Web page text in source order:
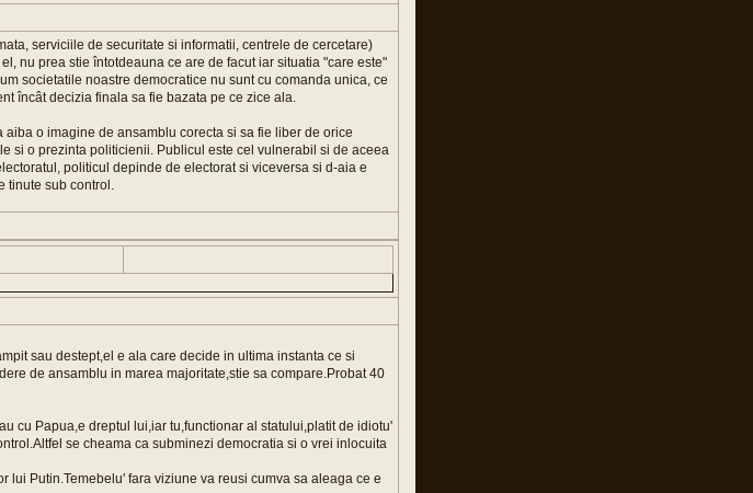
serviciile de securitate si informatii, centrele de cercetare)
nu prea stie întotdeauna ce are de facut iar situatia "care este"
societatile noastre democratice nu sunt cu comanda unica, ce
încât decizia finala sa fie bazata pe ce zice ala.
o imagine de ansamblu corecta si sa fie liber de orice
si o prezinta politicienii. Publicul este cel vulnerabil si de aceea
politicul depinde de electorat si viceversa si d-aia e
tinute sub control.
sau destept,el e ala care decide in ultima instanta ce si
de ansamblu in marea majoritate,stie sa compare.Probat 40
cu Papua,e dreptul lui,iar tu,functionar al statului,platit de idiotu'
se cheama ca subminezi democratia si o vrei inlocuita
lui Putin.Temebelu' fara viziune va reusi cumva sa aleaga ce e